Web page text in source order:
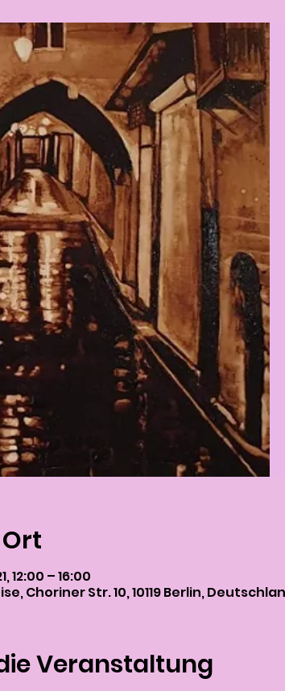
12:00 – 16:00
Choriner Str. 10, 10119 Berlin,
Veranstaltung